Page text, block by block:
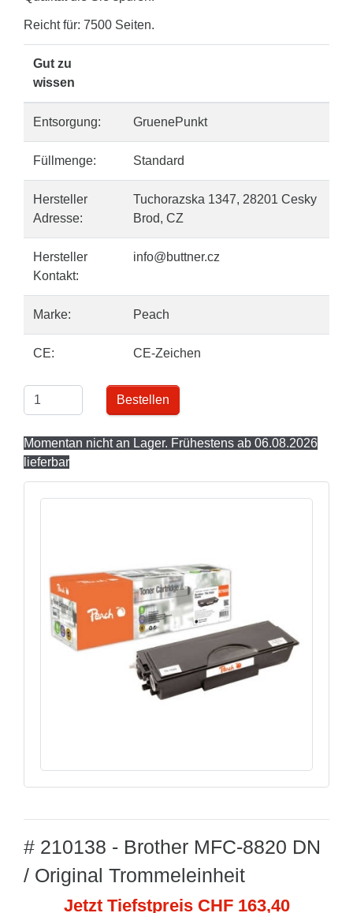
Reicht für: 7500 Seiten.
Gut zu
wissen
Entsorgung: GruenePunkt
Füllmenge: Standard
Hersteller
Adresse:
Tuchorazska 1347, 28201 Cesky
Brod, CZ
Hersteller
Kontakt:
info@buttner.cz
Marke: Peach
CE: CE-Zeichen
Bestellen
Momentan nicht an Lager. Frühestens ab 06.08.2026
lieferbar
# 210138 - Brother MFC-8820 DN
/ Original Trommeleinheit
Jetzt Tiefstpreis CHF 163,40